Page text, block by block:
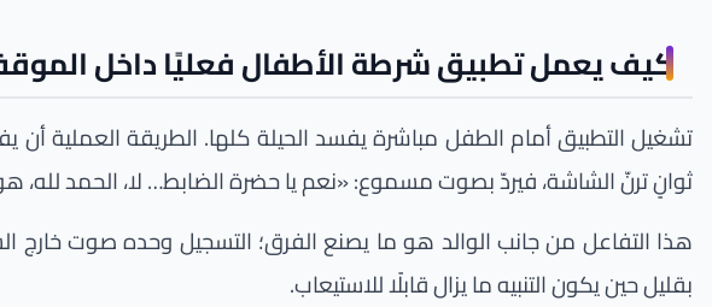
كيف يعمل تطبيق شرطة الأطفال فعليًا داخل
تشغيل التطبيق أمام الطفل مباشرة يفسد الحيلة كلها. الطريقة العملية أن
ثوانٍ ترنّ الشاشة، فيردّ بصوت مسموع: «نعم يا حضرة الضابط… لا، الحمد لله، هو
هذا التفاعل من جانب الوالد هو ما يصنع الفرق؛ التسجيل وحده صوت
بقليل حين يكون التنبيه ما يزال قابلًا للاستيعاب.